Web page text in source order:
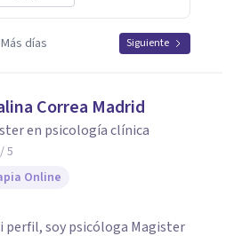
Más días Siguiente
Correa Madrid
en psicología clínica
/ 5
Online
perfil, soy psicóloga Magister